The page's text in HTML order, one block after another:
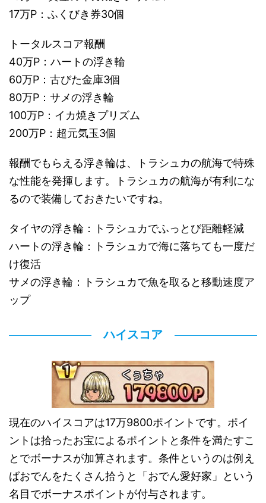
17万P：ふくびき券30個
トータルスコア報酬
40万P：ハートの浮き輪
60万P：古びた金庫3個
80万P：サメの浮き輪
100万P：イカ焼きプリズム
200万P：超元気玉3個
報酬でもらえる浮き輪は、トラシュカの航海で特殊
な性能を発揮します。トラシュカの航海が有利にな
るので装備しておきたいですね。
タイヤの浮き輪：トラシュカでふっとび距離軽減
ハートの浮き輪：トラシュカで海に落ちても一度だ
け復活
サメの浮き輪：トラシュカで魚を取ると移動速度ア
ップ
ハイスコア
現在のハイスコアは17万9800ポイントです。ポイ
ントは拾ったお宝によるポイントと条件を満たすこ
とでボーナスが加算されます。条件というのは例え
ばおでんをたくさん拾うと「おでん愛好家」という
名目でボーナスポイントが付与されます。